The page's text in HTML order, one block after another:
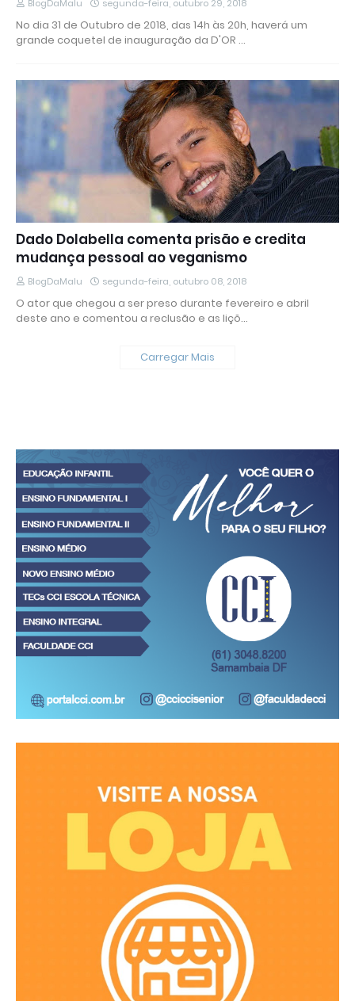
BlogDaMalu segunda-feira, outubro 29, 2018
No dia 31 de Outubro de 2018, das 14h às 20h, haverá um
grande coquetel de inauguração da D'OR …
Dado Dolabella comenta prisão e credita
mudança pessoal ao veganismo
BlogDaMalu segunda-feira, outubro 08, 2018
O ator que chegou a ser preso durante fevereiro e abril
deste ano e comentou a reclusão e as liçõ…
Carregar Mais